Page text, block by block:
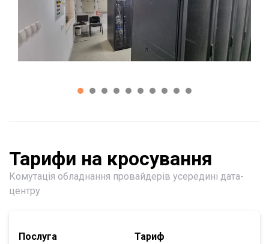
Тарифи на кросування
Комутація обладнання провайдерів усередині дата-
центру
Послуга Тариф